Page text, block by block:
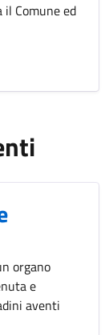
Comune ed
organo
e
aventi